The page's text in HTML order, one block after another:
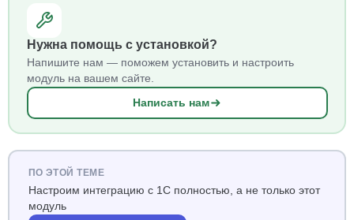
Нужна помощь с установкой?
Напишите нам — поможем установить и настроить
модуль на вашем сайте.
Написать нам
ПО ЭТОЙ ТЕМЕ
Настроим интеграцию с 1С полностью, а не только этот
модуль